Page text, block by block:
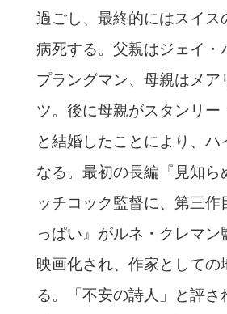
過ごし、最終的にはスイス
病死する。父親はジェイ・
プラングマン、母親はメア
ツ。後に母親がスタンリー
と結婚したことにより、ハ
なる。最初の長編『見知ら
ッチコック監督に、第三作
っぱい』がルネ・クレマン
映画化され、作家としての
る。「不安の詩人」と評さ